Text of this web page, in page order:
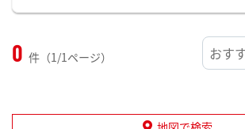
0 件（1/1ページ）